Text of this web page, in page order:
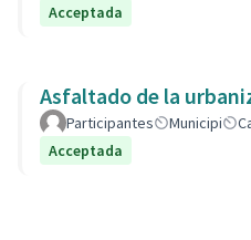
Acceptada
Asfaltado de la
Participantes Municipi
Acceptada